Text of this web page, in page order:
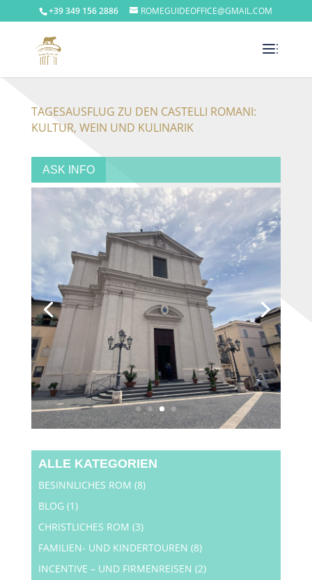
+39 349 156 2886 ROMEGUIDEOFFICE@GMAIL.COM
TAGESAUSFLUG ZU DEN CASTELLI ROMANI:
KULTUR, WEIN UND KULINARIK
ASK INFO
ALLE KATEGORIEN
BESINNLICHES ROM (8)
BLOG (1)
CHRISTLICHES ROM (3)
FAMILIEN- UND KINDERTOUREN (8)
INCENTIVE – UND FIRMENREISEN (2)